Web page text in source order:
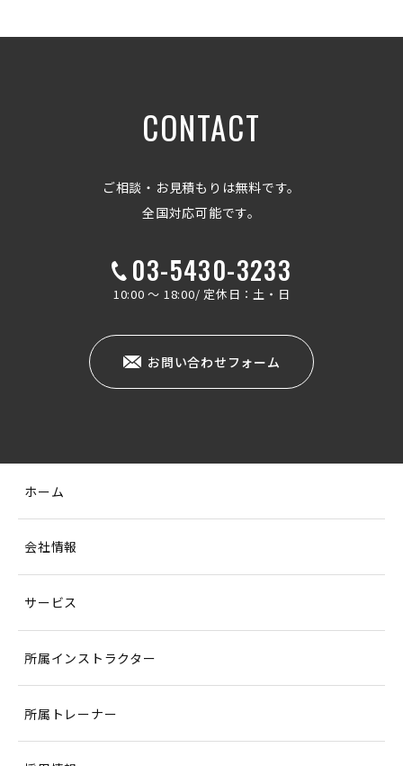
CONTACT
ご相談・お見積もりは無料です。
全国対応可能です。
03-5430-3233
10:00 ～ 18:00/ 定休日：土・日
お問い合わせフォーム
ホーム
会社情報
サービス
所属インストラクター
所属トレーナー